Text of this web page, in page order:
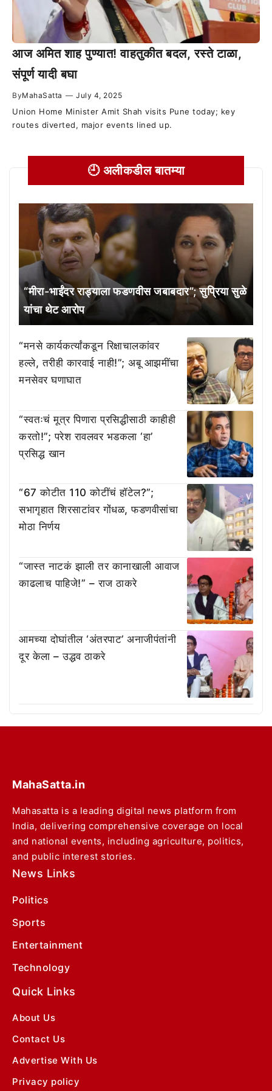
आज अमित शाह पुण्यात! वाहतुकीत बदल, रस्ते टाळा,
संपूर्ण यादी बघा
ByMahaSatta — July 4, 2025
Union Home Minister Amit Shah visits Pune today; key
routes diverted, major events lined up.
🕘 अलीकडील बातम्या
“मीरा-भाईंदर राड्याला फडणवीस जबाबदार”; सुप्रिया सुळे
यांचा थेट आरोप
“मनसे कार्यकर्त्यांकडून रिक्षाचालकांवर
हल्ले, तरीही कारवाई नाही!”; अबू आझमींचा
मनसेवर घणाघात
“स्वतःचं मूत्र पिणारा प्रसिद्धीसाठी काहीही
करतो!”; परेश रावलवर भडकला ‘हा’
प्रसिद्ध खान
“67 कोटीत 110 कोटींचं हॉटेल?”;
सभागृहात शिरसाटांवर गोंधळ, फडणवीसांचा
मोठा निर्णय
“जास्त नाटकं झाली तर कानाखाली आवाज
काढलाच पाहिजे!” – राज ठाकरे
आमच्या दोघांतील ‘अंतरपाट’ अनाजीपंतांनी
दूर केला – उद्धव ठाकरे
MahaSatta.in
Mahasatta is a leading digital news platform from
India, delivering comprehensive coverage on local
and national events, including agriculture, politics,
and public interest stories.
News Links
Politics
Sports
Entertainment
Technology
Quick Links
About Us
Contact Us
Advertise With Us
Privacy policy